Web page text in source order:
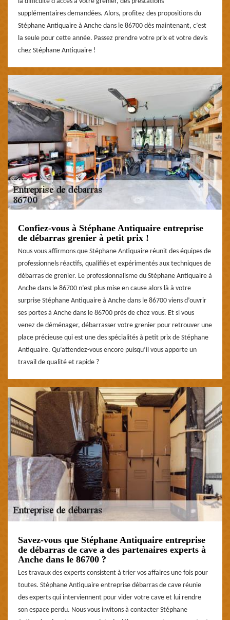
supplémentaires demandées. Alors, profitez des propositions du
Stéphane Antiquaire à Anche dans le 86700 dès maintenant, c’est
la seule pour cette année. Passez prendre votre prix et votre devis
chez Stéphane Antiquaire !
Confiez-vous à Stéphane Antiquaire entreprise
de débarras grenier à petit prix !
Nous vous affirmons que Stéphane Antiquaire réunit des équipes de
professionnels réactifs, qualifiés et expérimentés aux techniques de
débarras de grenier. Le professionnalisme du Stéphane Antiquaire à
Anche dans le 86700 n’est plus mise en cause alors là à votre
surprise Stéphane Antiquaire à Anche dans le 86700 viens d’ouvrir
ses portes à Anche dans le 86700 près de chez vous. Et si vous
venez de déménager, débarrasser votre grenier pour retrouver une
place précieuse qui est une des spécialités à petit prix de Stéphane
Antiquaire. Qu’attendez-vous encore puisqu’il vous apporte un
travail de qualité et rapide ?
Savez-vous que Stéphane Antiquaire entreprise
de débarras de cave a des partenaires experts à
Anche dans le 86700 ?
Les travaux des experts consistent à trier vos affaires une fois pour
toutes. Stéphane Antiquaire entreprise débarras de cave réunie
des experts qui interviennent pour vider votre cave et lui rendre
son espace perdu. Nous vous invitons à contacter Stéphane